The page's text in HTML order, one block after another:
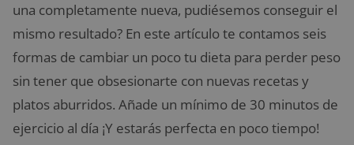
una completamente nueva, pudiésemos conseguir el
mismo resultado? En este artículo te contamos seis
formas de cambiar un poco tu dieta para perder peso
sin tener que obsesionarte con nuevas recetas y
platos aburridos. Añade un mínimo de 30 minutos de
ejercicio al día ¡Y estarás perfecta en poco tiempo!